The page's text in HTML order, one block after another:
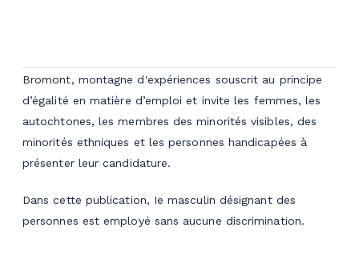
Bromont, montagne d'expériences souscrit au principe
d’égalité en matière d’emploi et invite les femmes, les
autochtones, les membres des minorités visibles, des
minorités ethniques et les personnes handicapées à
présenter leur candidature.
Dans cette publication, Ie masculin désignant des
personnes est employé sans aucune discrimination.